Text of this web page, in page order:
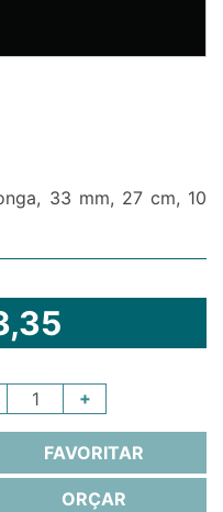
33 mm, 27 cm, 10
+
FAVORITAR
ORÇAR